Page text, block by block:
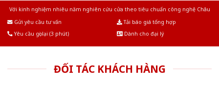
Với kinh nghiệm nhiêu năm nghiên cứu cửa theo tiêu chuẩn công nghệ Châu
Gửi yêu cầu tư vấn
Tải báo giá tổng hợp
Yêu cầu gọi lại (3 phút)
Dành cho đại lý
ĐỐI TÁC KHÁCH HÀNG